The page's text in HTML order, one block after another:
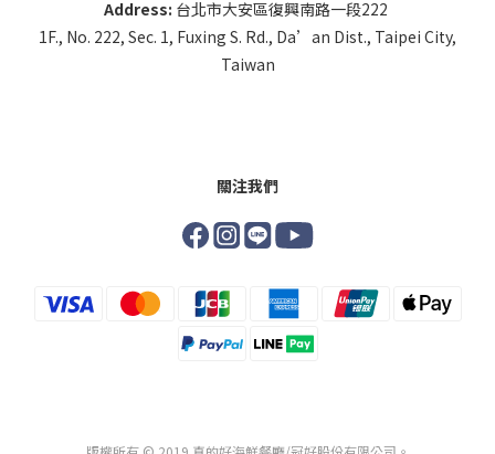
Address: 台北市大安區復興南路一段222
1F., No. 222, Sec. 1, Fuxing S. Rd., Da’an Dist., Taipei City,
Taiwan
關注我們